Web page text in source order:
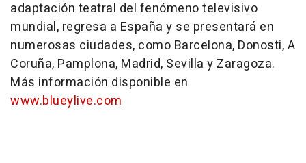
adaptación teatral del fenómeno televisivo
mundial, regresa a España y se presentará en
numerosas ciudades, como Barcelona, Donosti, A
Coruña, Pamplona, Madrid, Sevilla y Zaragoza.
Más información disponible en
www.blueylive.com